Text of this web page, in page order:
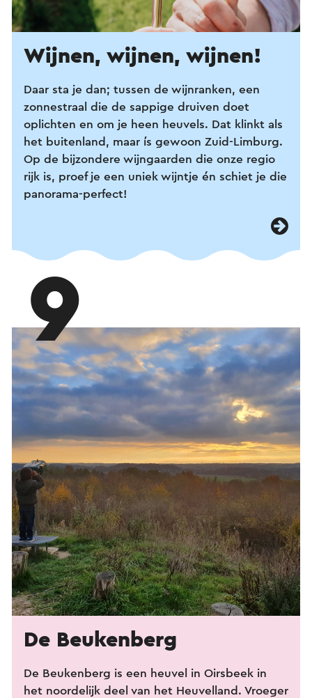
Wijnen, wijnen, wijnen!
Daar sta je dan; tussen de wijnranken, een
zonnestraal die de sappige druiven doet
oplichten en om je heen heuvels. Dat klinkt als
het buitenland, maar ís gewoon Zuid-Limburg.
Op de bijzondere wijngaarden die onze regio
rijk is, proef je een uniek wijntje én schiet je die
panorama-perfect!
9
De Beukenberg
De Beukenberg is een heuvel in Oirsbeek in
het noordelijk deel van het Heuvelland. Vroeger